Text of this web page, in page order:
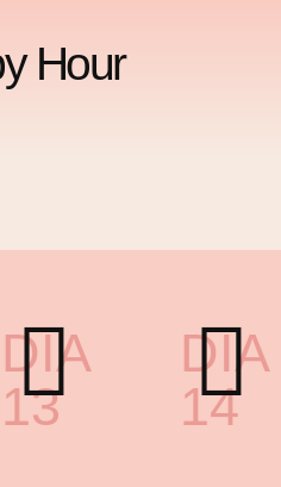
Hour
DIA
13
DIA
14